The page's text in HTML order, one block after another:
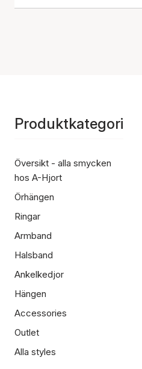
Produktkategori
Översikt - alla smycken
hos A-Hjort
Örhängen
Ringar
Armband
Halsband
Ankelkedjor
Hängen
Accessories
Outlet
Alla styles